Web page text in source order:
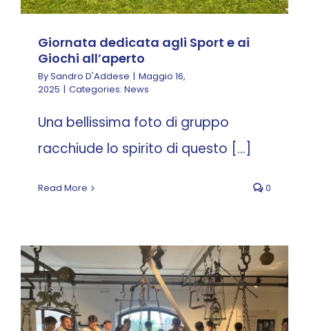
Giornata dedicata agli Sport e ai
Giochi all’aperto
BySandro D'Addese | Maggio 16,
2025 | Categories: News
Una bellissima foto di gruppo
racchiude lo spirito di questo [...]
Read More 0